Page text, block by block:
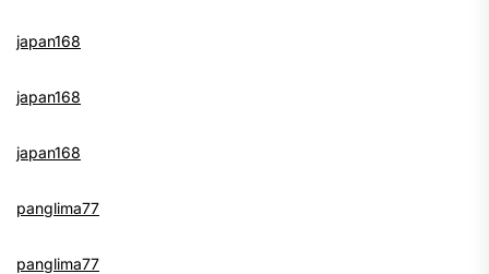
japan168
japan168
japan168
panglima77
panglima77